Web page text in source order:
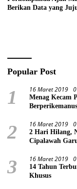
Berikan Data yang
Popular Post
1 16 Maret 2019
Menag Kecam
2 16 Maret 2019
2 Hari Hilang,
Cipalawah
3 16 Maret 2019
14 Tahun
Khusus